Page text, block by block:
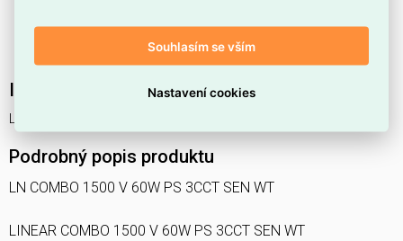
Umožňuje volbu teploty světla v rozmezí3000–6500 K
Interní název produktu
LN COMBO 1500 V 60W 3CCT SEN WT LEDV
Podrobný popis produktu
LN COMBO 1500 V 60W PS 3CCT SEN WT
LINEAR COMBO 1500 V 60W PS 3CCT SEN WT
Souhlasím se vším
Nastavení cookies